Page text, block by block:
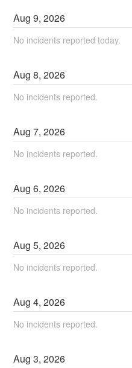
Aug9,2026
No incidents reported today.
Aug8,2026
No incidents reported.
Aug7,2026
No incidents reported.
Aug6,2026
No incidents reported.
Aug5,2026
No incidents reported.
Aug4,2026
No incidents reported.
Aug3,2026